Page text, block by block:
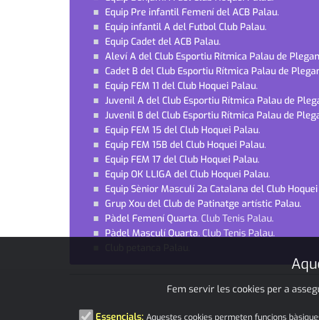
Equip Pre infantil Femení del ACB Palau.
Equip infantil A del Futbol Club Palau.
Equip Cadet del ACB Palau.
Aleví A del Club Esportiu Rítmica Palau de
Cadet B del Club Esportiu Rítmica Palau de
Equip FEM 11 del Club Hoquei Palau.
Juvenil A del Club Esportiu Rítmica Palau de
Juvenil B del Club Esportiu Rítmica Palau de
Equip FEM 15 del Club Hoquei Palau.
Equip FEM 15B del Club Hoquei Palau.
Equip FEM 17 del Club Hoquei Palau.
Equip OK LLIGA del Club Hoquei Palau.
Equip Sènior Masculí 2a Catalana del Club
Grup Xou del Club de Patinatge artístic Palau.
Pàdel Femení Quarta. Club Tenis Palau.
Pàdel Masculí Quarta. Club Tenis Palau.
Fem servir les cookies per a
Essencials: Aquestes cookies permeten funcions